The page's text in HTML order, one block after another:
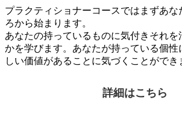
プラクティショナーコースではまずあな
ろから始まります。
あなたの持っているものに気付きそれを
かを学びます。あなたが持っている個性
しい価値があることに気づくことができ
詳細はこちら